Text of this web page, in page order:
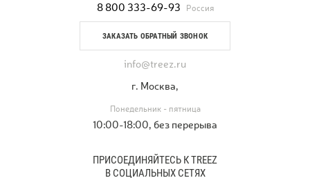
8 800 333-69-93 Россия
ЗАКАЗАТЬ ОБРАТНЫЙ ЗВОНОК
info@treez.ru
г. Москва,
Понедельник - пятница
10:00-18:00, без перерыва
ПРИСОЕДИНЯЙТЕСЬ К TREEZ
В СОЦИАЛЬНЫХ СЕТЯХ